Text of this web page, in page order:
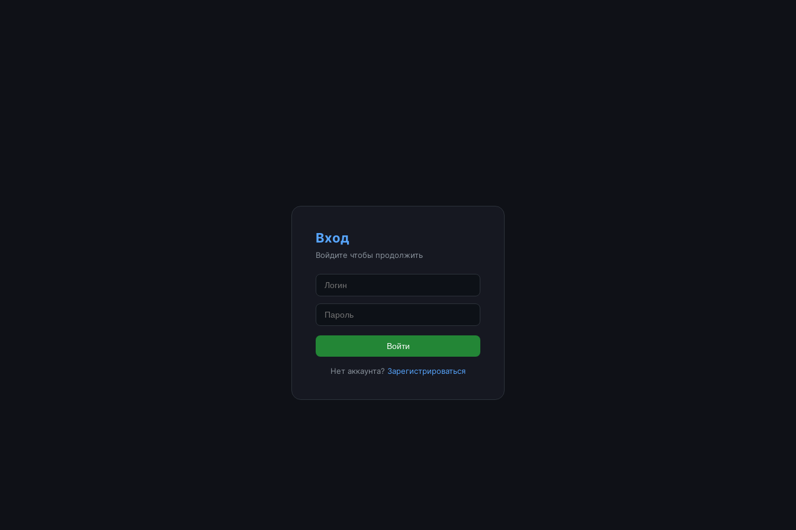
Вход
Войдите чтобы продолжить
Войти
Нет аккаунта? Зарегистрироваться